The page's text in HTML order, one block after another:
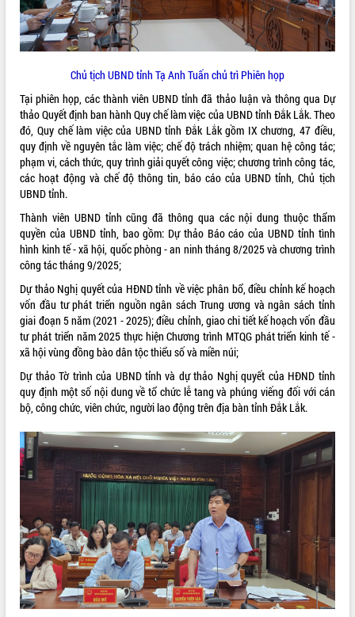
VIDEO
Không có file video nào để phát.
ALBUM ẢNH
LIÊN KẾT WEB
THỐNG KÊ TRUY CẬP
Chủ tịch UBND tỉnh Tạ Anh Tuấn chủ trì Phiên họp
Tại phiên họp, các thành viên UBND tỉnh đã thảo luận và thông qua Dự
thảo Quyết định ban hành Quy chế làm việc của UBND tỉnh Đắk Lắk. Theo
đó, Quy chế làm việc của UBND tỉnh Đắk Lắk gồm IX chương, 47 điều,
quy định về nguyên tắc làm việc; chế độ trách nhiệm; quan hệ công tác;
phạm vi, cách thức, quy trình giải quyết công việc; chương trình công tác,
các hoạt động và chế độ thông tin, báo cáo của UBND tỉnh, Chủ tịch
UBND tỉnh.
Thành viên UBND tỉnh cũng đã thông qua các nội dung thuộc thẩm
quyền của UBND tỉnh, bao gồm: Dự thảo Báo cáo của UBND tỉnh tình
hình kinh tế - xã hội, quốc phòng - an ninh tháng 8/2025 và chương trình
công tác tháng 9/2025;
Dự thảo Nghị quyết của HĐND tỉnh về việc phân bổ, điều chỉnh kế hoạch
vốn đầu tư phát triển nguồn ngân sách Trung ương và ngân sách tỉnh
giai đoạn 5 năm (2021 - 2025); điều chỉnh, giao chi tiết kế hoạch vốn đầu
tư phát triển năm 2025 thực hiện Chương trình MTQG phát triển kinh tế -
xã hội vùng đồng bào dân tộc thiểu số và miền núi;
Dự thảo Tờ trình của UBND tỉnh và dự thảo Nghị quyết của HĐND tỉnh
quy định một số nội dung về tổ chức lễ tang và phúng viếng đối với cán
bộ, công chức, viên chức, người lao động trên địa bàn tỉnh Đắk Lắk.